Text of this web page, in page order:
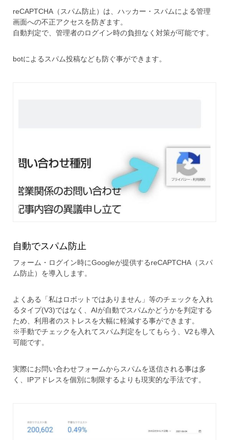
reCAPTCHA（スパム防止）は、ハッカー・スパムによる管理
画面への不正アクセスを防ぎます。
自動判定で、管理者のログイン時の負担なく対策が可能です。
botによるスパム投稿なども防ぐ事ができます。
自動でスパム防止
フォーム・ログイン時にGoogleが提供するreCAPTCHA（スパ
ム防止）を導入します。
よくある「私はロボットではありません」等のチェックを入れ
るタイプ(V3)ではなく、AIが自動でスパムかどうかを判定する
ため、利用者のストレスを大幅に軽減する事ができます。
※手動でチェックを入れてスパム判定をしてもらう、V2も導入
可能です。
実際にお問い合わせフォームからスパムを送信される事は多
く、IPアドレスを個別に制限するよりも現実的な手法です。